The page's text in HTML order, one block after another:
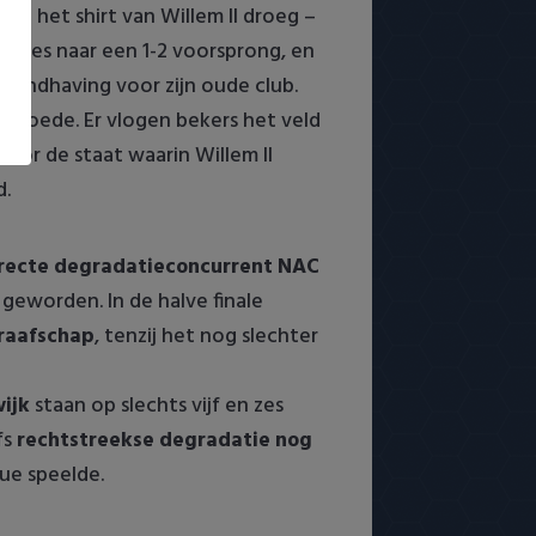
het shirt van Willem II droeg –
naar een 1-2 voorsprong, en
voor zijn oude club.
Er vlogen bekers het veld
de staat waarin Willem II
degradatieconcurrent NAC
In de halve finale
, tenzij het nog slechter
staan op slechts vijf en zes
rechtstreekse degradatie nog
speelde.